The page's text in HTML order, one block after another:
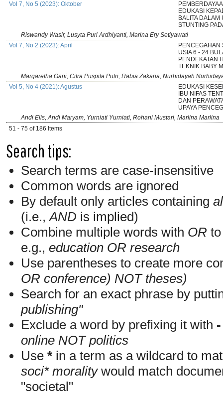
Vol 7, No 5 (2023): Oktober
EDUKASI
BALITA DALAM
STUNTING
Riswandy Wasir, Lusyta Puri Ardhiyanti, Marina Ery Setiyawati
Vol 7, No 2 (2023): April
PENCEGAHAN
USIA 6 - 24
PENDEKATAN
TEKNIK BABY
Margaretha Gani, Citra Puspita Putri, Rabia Zakaria, Nurhidayah
Vol 5, No 4 (2021): Agustus
EDUKASI
IBU NIFAS
DAN
UPAYA
Andi Elis, Andi Maryam, Yurniati Yurniati, Rohani Mustari, Marlina Marlina
51 - 75 of 186 Items
Search tips:
Search terms are case-insensitive
Common words are ignored
By default only articles containing
(i.e.,AND is implied)
Combine multiple words with OR
e.g., education OR research
Use parentheses to create more
OR conference) NOT theses)
Search for an exact phrase by
publishing"
Exclude a word by prefixing it with -
online NOT politics
Use * in a term as a wildcard to
soci* moralitywould match
"societal"